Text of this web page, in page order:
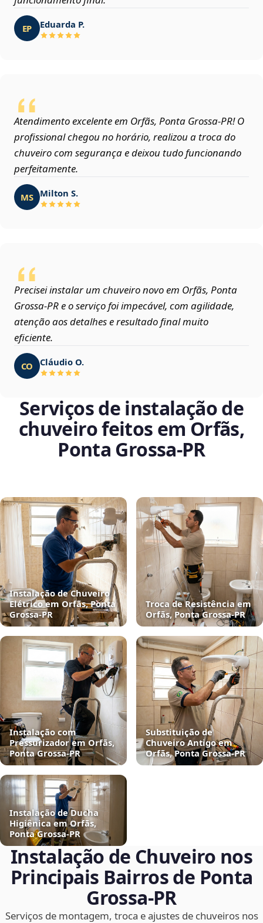
EP Eduarda P.
Atendimento excelente em Orfãs, Ponta Grossa‑PR! O
profissional chegou no horário, realizou a troca do
chuveiro com segurança e deixou tudo funcionando
perfeitamente.
MS Milton S.
Precisei instalar um chuveiro novo em Orfãs, Ponta
Grossa‑PR e o serviço foi impecável, com agilidade,
atenção aos detalhes e resultado final muito
eficiente.
CO Cláudio O.
Serviços de instalação de
chuveiro feitos em Orfãs,
Ponta Grossa‑PR
Instalação de Chuveiro
Elétrico em Orfãs, Ponta
Grossa‑PR
Troca de Resistência em
Orfãs, Ponta Grossa‑PR
Instalação com
Pressurizador em Orfãs,
Ponta Grossa‑PR
Substituição de
Chuveiro Antigo em
Orfãs, Ponta Grossa‑PR
Instalação de Ducha
Higiênica em Orfãs,
Ponta Grossa‑PR
Instalação de Chuveiro nos
Principais Bairros de Ponta
Grossa‑PR
Serviços de montagem, troca e ajustes de chuveiros nos